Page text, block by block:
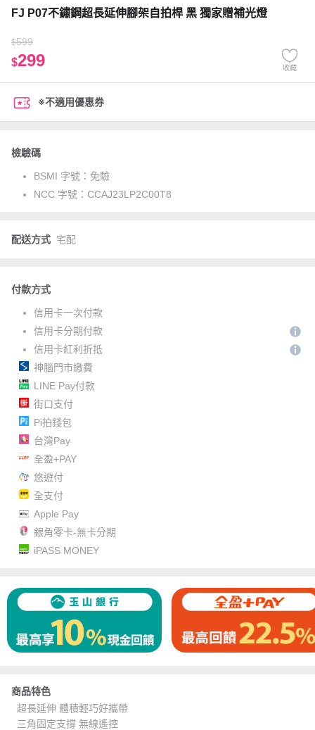
FJ P07不鏽鋼超長延伸腳架自拍桿 黑 獨家贈補光燈
$599
$299 收藏
※不適用優惠券
檢驗碼
BSMI 字號： 免驗
NCC 字號： CCAJ23LP2C00T8
配送方式 宅配
付款方式
信用卡一次付款
信用卡分期付款
信用卡紅利折抵
神腦門市繳費
LINE Pay付款
街口支付
Pi拍錢包
台灣Pay
全盈+PAY
悠遊付
全支付
Apple Pay
銀角零卡-無卡分期
iPASS MONEY
商品特色
超長延伸 體積輕巧好攜帶
三角固定支撐 無線遙控